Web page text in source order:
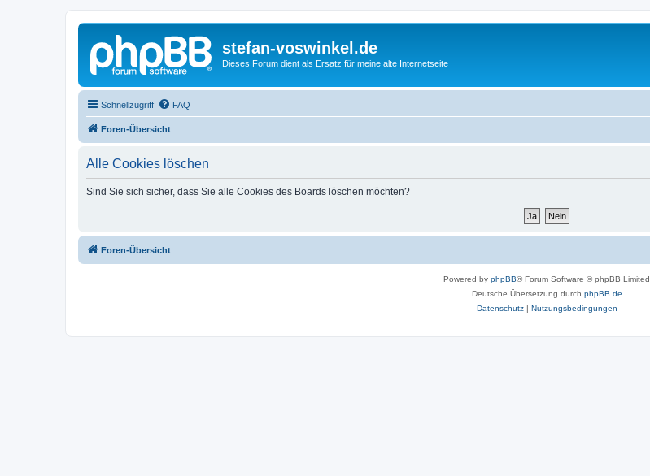
stefan-voswinkel.de
Dieses Forum dient als Ersatz für meine alte Internetseite
Schnellzugriff FAQ
Foren-Übersicht
Alle Cookies löschen
Sind Sie sich sicher, dass Sie alle Cookies des Boards löschen möchten?
Foren-Übersicht
Powered by phpBB® Forum Software © phpBB Limited
Deutsche Übersetzung durch phpBB.de
Datenschutz| Nutzungsbedingungen